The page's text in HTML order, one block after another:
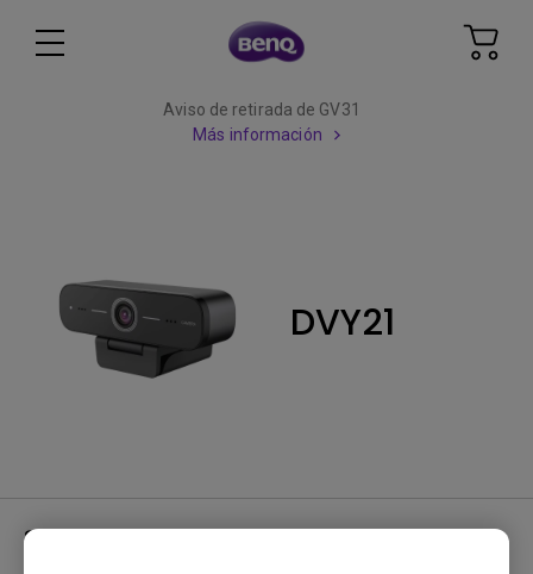
Aviso de retirada de GV31
Más información
DVY21
Software & Driver